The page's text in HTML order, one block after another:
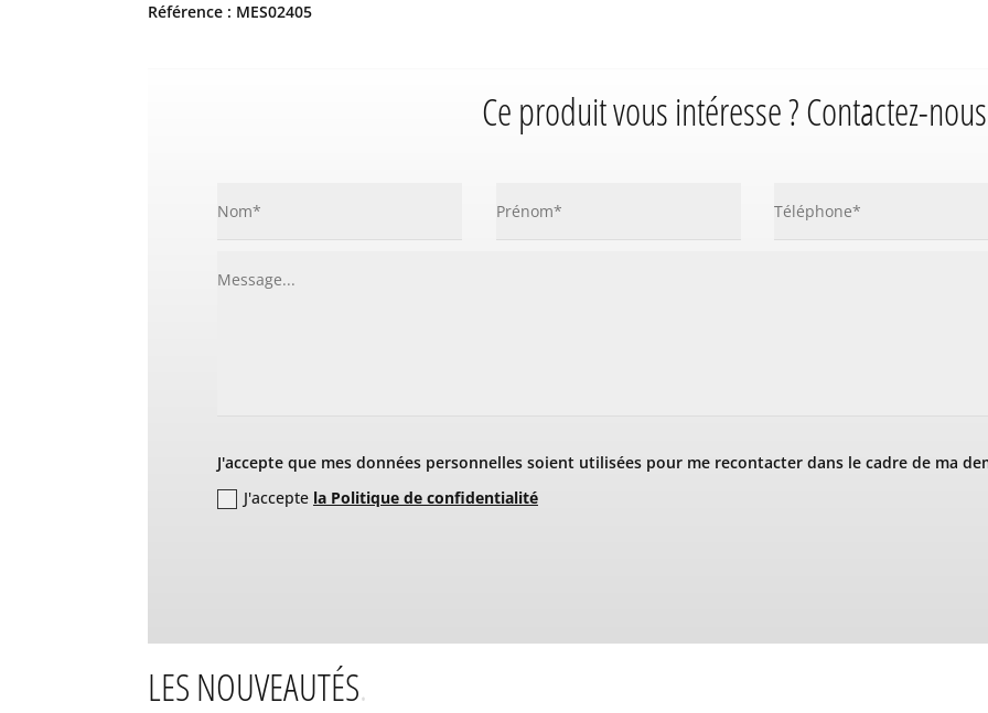
Référence : MES02405
Ce produit vous intéresse ? Contactez-
J'accepte que mes données personnelles soient utilisées pour me recontacter dans le cadre de ma
J'accepte la Politique de confidentialité
LES NOUVEAUTÉS